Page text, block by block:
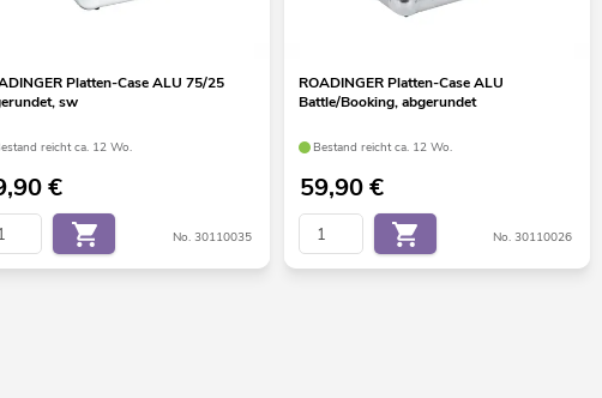
Platten-Case ALU 75/25
sw
reicht ca. 12 Wo.
€
No. 30110035
ROADINGER Platten-Case ALU
Battle/Booking, abgerundet
Bestand reicht ca. 12 Wo.
59,90€
No. 30110026